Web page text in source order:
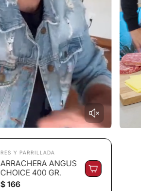
RES Y PARRILLADA
ARRACHERA ANGUS
CHOICE 400 GR.
P
$ 166